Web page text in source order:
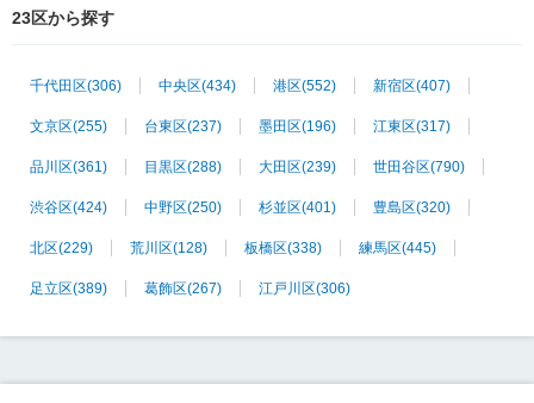
23区から探す
千代田区(306) 中央区(434) 港区(552) 新宿区(407)
文京区(255) 台東区(237) 墨田区(196) 江東区(317)
品川区(361) 目黒区(288) 大田区(239) 世田谷区(790)
渋谷区(424) 中野区(250) 杉並区(401) 豊島区(320)
北区(229) 荒川区(128) 板橋区(338) 練馬区(445)
足立区(389) 葛飾区(267) 江戸川区(306)